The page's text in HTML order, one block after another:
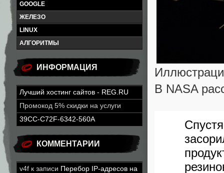
GOOGLE
ЖЕЛЕЗО
LINUX
АЛГОРИТМЫ
ИНФОРМАЦИЯ
Лучший хостинг сайтов - REG.RU
Промокод 5% скидки на услуги
39CC-C72F-6342-560A
КОММЕНТАРИИ
v4f к записи Перебор IP-адресов на
В NASA